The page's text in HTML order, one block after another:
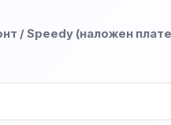
/ Speedy (наложен